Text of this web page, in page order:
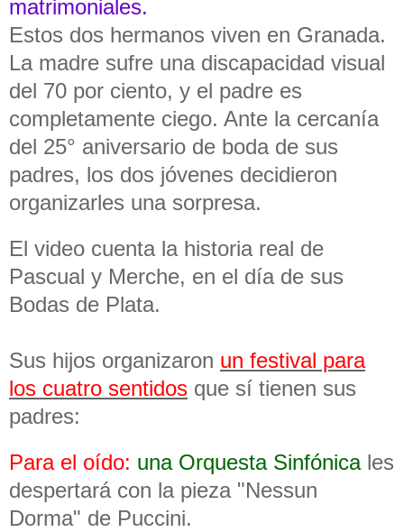
matrimoniales.
Estos dos hermanos viven en Granada.
La madre sufre una discapacidad visual
del 70 por ciento, y el padre es
completamente ciego. Ante la cercanía
del 25° aniversario de boda de sus
padres, los dos jóvenes decidieron
organizarles una sorpresa.
El video cuenta la historia real de
Pascual y Merche, en el día de sus
Bodas de Plata.
Sus hijos organizaron un festival para
los cuatro sentidos que sí tienen sus
padres:
Para el oído: una Orquesta Sinfónicales
despertará con la pieza "Nessun
Dorma" de Puccini.